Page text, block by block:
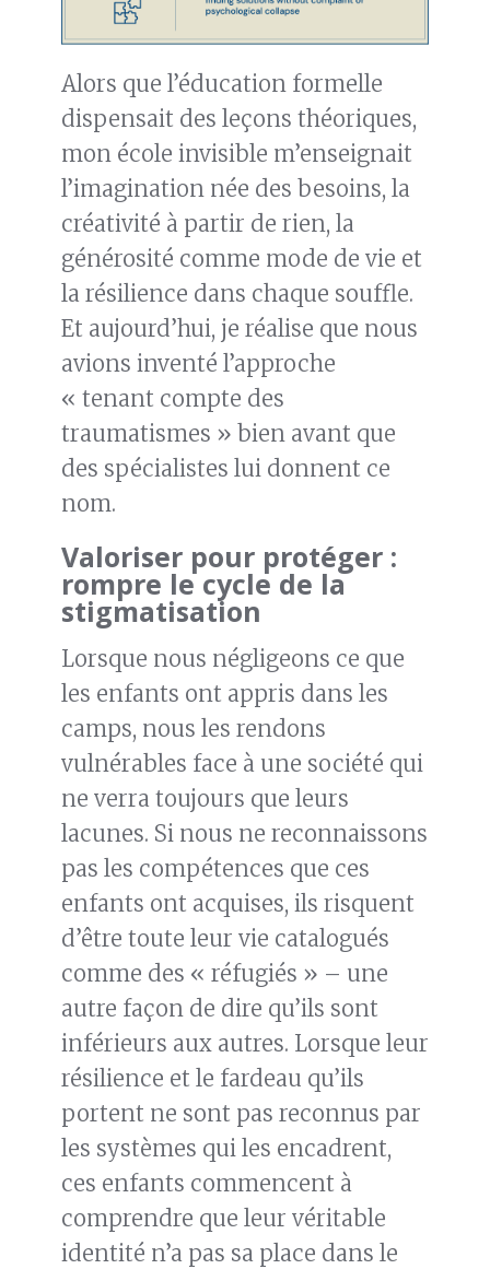
Alors que l’éducation formelle
dispensait des leçons théoriques,
mon école invisible m’enseignait
l’imagination née des besoins, la
créativité à partir de rien, la
générosité comme mode de vie et
la résilience dans chaque souffle.
Et aujourd’hui, je réalise que nous
avions inventé l’approche
« tenant compte des
traumatismes » bien avant que
des spécialistes lui donnent ce
nom.
Valoriser pour protéger :
rompre le cycle de la
stigmatisation
Lorsque nous négligeons ce que
les enfants ont appris dans les
camps, nous les rendons
vulnérables face à une société qui
ne verra toujours que leurs
lacunes. Si nous ne reconnaissons
pas les compétences que ces
enfants ont acquises, ils risquent
d’être toute leur vie catalogués
comme des « réfugiés » – une
autre façon de dire qu’ils sont
inférieurs aux autres. Lorsque leur
résilience et le fardeau qu’ils
portent ne sont pas reconnus par
les systèmes qui les encadrent,
ces enfants commencent à
comprendre que leur véritable
identité n’a pas sa place dans le